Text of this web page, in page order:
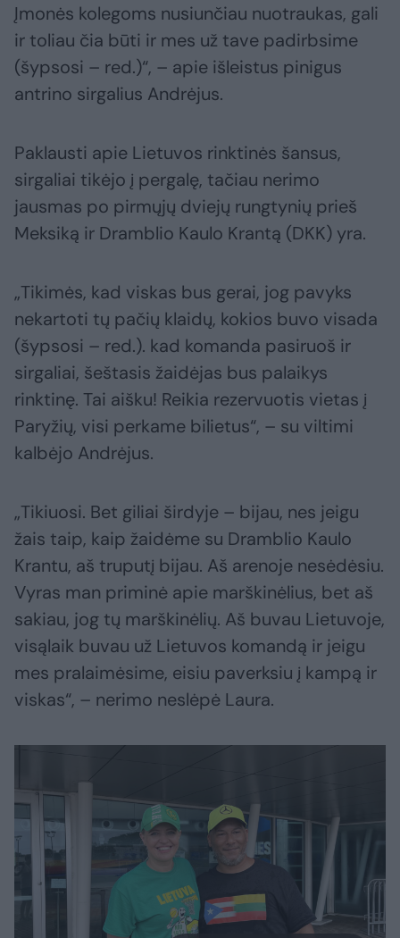
Įmonės kolegoms nusiunčiau nuotraukas, gali
ir toliau čia būti ir mes už tave padirbsime
(šypsosi – red.)“, – apie išleistus pinigus
antrino sirgalius Andrėjus.
Paklausti apie Lietuvos rinktinės šansus,
sirgaliai tikėjo į pergalę, tačiau nerimo
jausmas po pirmųjų dviejų rungtynių prieš
Meksiką ir Dramblio Kaulo Krantą (DKK) yra.
„Tikimės, kad viskas bus gerai, jog pavyks
nekartoti tų pačių klaidų, kokios buvo visada
(šypsosi – red.). kad komanda pasiruoš ir
sirgaliai, šeštasis žaidėjas bus palaikys
rinktinę. Tai aišku! Reikia rezervuotis vietas į
Paryžių, visi perkame bilietus“, – su viltimi
kalbėjo Andrėjus.
„Tikiuosi. Bet giliai širdyje – bijau, nes jeigu
žais taip, kaip žaidėme su Dramblio Kaulo
Krantu, aš truputį bijau. Aš arenoje nesėdėsiu.
Vyras man priminė apie marškinėlius, bet aš
sakiau, jog tų marškinėlių. Aš buvau Lietuvoje,
visąlaik buvau už Lietuvos komandą ir jeigu
mes pralaimėsime, eisiu paverksiu į kampą ir
viskas“, – nerimo neslėpė Laura.